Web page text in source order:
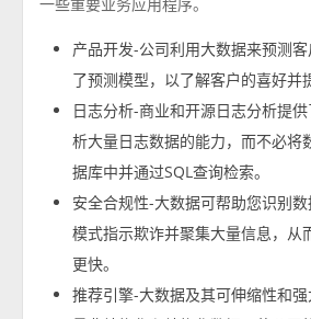
产品开发-公司利用大数据来预测
了预测模型，以了解客户的喜好并
日志分析-商业和开源日志分析提
析大量日志数据的能力，而不必将
据库中并通过SQL查询检索。
安全合规性-大数据可帮助您识别
模式指示欺诈并聚集大量信息，从
更快。
推荐引擎-大数据及其可伸缩性和